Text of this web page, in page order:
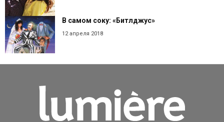
В самом соку: «Битлджус»
12 апреля 2018